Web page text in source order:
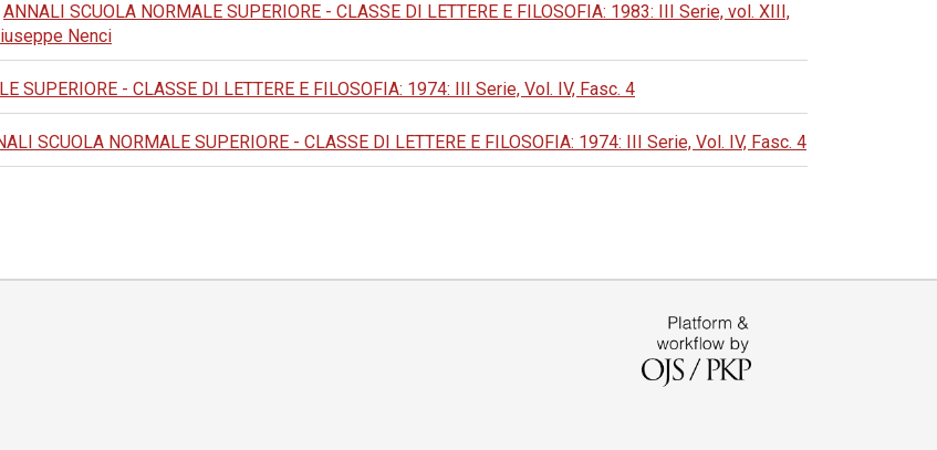
ANNALI SCUOLA NORMALE SUPERIORE - CLASSE DI LETTERE E FILOSOFIA: 1983: III Serie, vol. XIII,
Nenci
SUPERIORE - CLASSE DI LETTERE E FILOSOFIA: 1974: III Serie, Vol. IV, Fasc. 4
SCUOLA NORMALE SUPERIORE - CLASSE DI LETTERE E FILOSOFIA: 1974: III Serie, Vol. IV, Fasc. 4